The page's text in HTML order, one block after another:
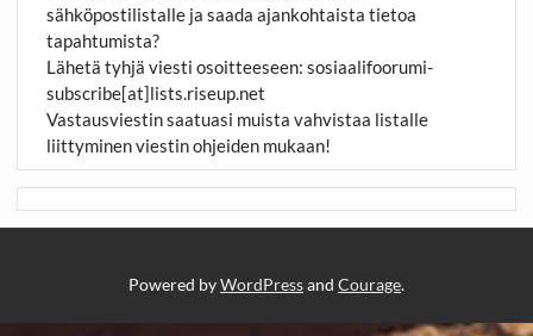
sähköpostilistalle ja saada ajankohtaista tietoa
tapahtumista?
Lähetä tyhjä viesti osoitteeseen: sosiaalifoorumi-
subscribe[at]lists.riseup.net
Vastausviestin saatuasi muista vahvistaa listalle
liittyminen viestin ohjeiden mukaan!
Powered byWordPressand Courage.